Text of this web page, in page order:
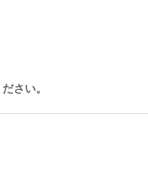
さい。